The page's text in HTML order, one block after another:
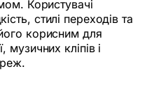
Користувачі
стилі переходів та
корисним для
музичних кліпів і